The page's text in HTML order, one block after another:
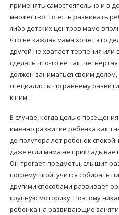
применять самостоятельно и в
множество. То есть развивать
либо детских центров маме
что не каждая мама хочет это
другой не хватает терпения или
сделать что-то не так,
должен заниматься своим
специалисты по раннему
к ним.
В случае, когда целью посещения
именно развитие ребенка как
до полутора лет ребенок
даже если мама не
Он трогает предметы, слышит
погремушкой, учится собирать
другими способами развивает
крупную моторику. Поэтому
ребенка на развивающие